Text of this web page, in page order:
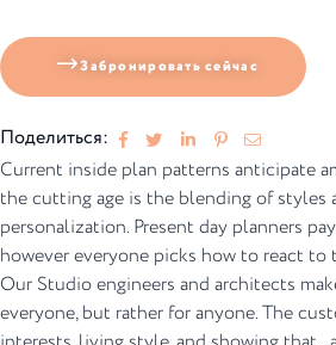
Сurrent inside plan patterns anticipate
the cutting age is the blending of styles
personalization. Present day planners
however everyone picks how to react to
Our Studio engineers and architects
everyone, but rather for anyone. The
Забронировать сейчас
Поделиться: